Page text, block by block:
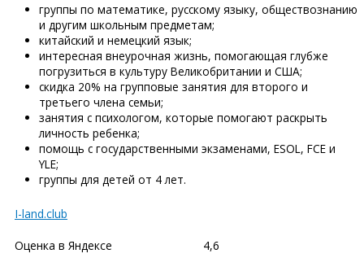
группы по математике, русскому языку, обществознанию
и другим школьным предметам;
китайский и немецкий язык;
интересная внеурочная жизнь, помогающая глубже
погрузиться в культуру Великобритании и США;
скидка 20% на групповые занятия для второго и
третьего члена семьи;
занятия с психологом, которые помогают раскрыть
личность ребенка;
помощь с государственными экзаменами, ESOL, FCE и
YLE;
группы для детей от 4 лет.
I-land.club
Оценка в Яндексе 4,6